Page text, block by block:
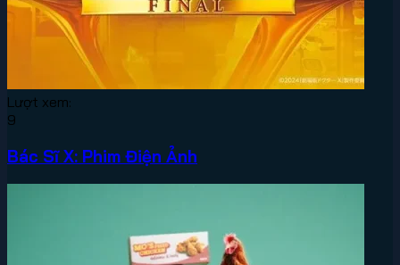
Lượt xem:
9
Bác Sĩ X: Phim Điện Ảnh